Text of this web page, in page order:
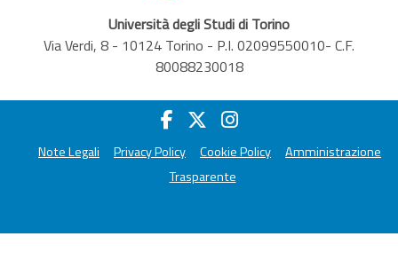
Università degli Studi di Torino
Via Verdi, 8 - 10124 Torino - P.I. 02099550010- C.F.
80088230018
Note Legali Privacy Policy Cookie Policy
Amministrazione
Trasparente